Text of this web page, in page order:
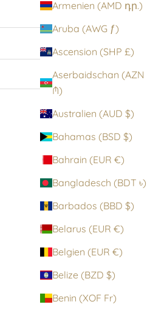
Armenien (AMD դր.)
Aruba (AWG ƒ)
Ascension (SHP £)
Aserbaidschan (AZN
₼)
Australien (AUD $)
Bahamas (BSD $)
Bahrain (EUR €)
Bangladesch (BDT ৳)
Barbados (BBD $)
Belarus (EUR €)
Belgien (EUR €)
Belize (BZD $)
Benin (XOF Fr)
6 Produkte
LOUISE DRESS